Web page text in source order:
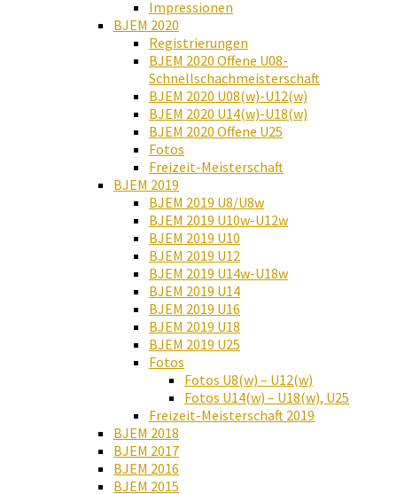
Impressionen
BJEM 2020
Registrierungen
BJEM 2020 Offene U08-
Schnellschachmeisterschaft
BJEM 2020 U08(w)-U12(w)
BJEM 2020 U14(w)-U18(w)
BJEM 2020 Offene U25
Fotos
Freizeit-Meisterschaft
BJEM 2019
BJEM 2019 U8/U8w
BJEM 2019 U10w-U12w
BJEM 2019 U10
BJEM 2019 U12
BJEM 2019 U14w-U18w
BJEM 2019 U14
BJEM 2019 U16
BJEM 2019 U18
BJEM 2019 U25
Fotos
Fotos U8(w) – U12(w)
Fotos U14(w) – U18(w), U25
Freizeit-Meisterschaft 2019
BJEM 2018
BJEM 2017
BJEM 2016
BJEM 2015